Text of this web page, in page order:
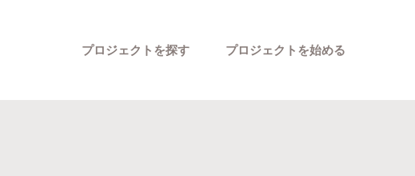
プロジェクトを探す プロジェクトを始める